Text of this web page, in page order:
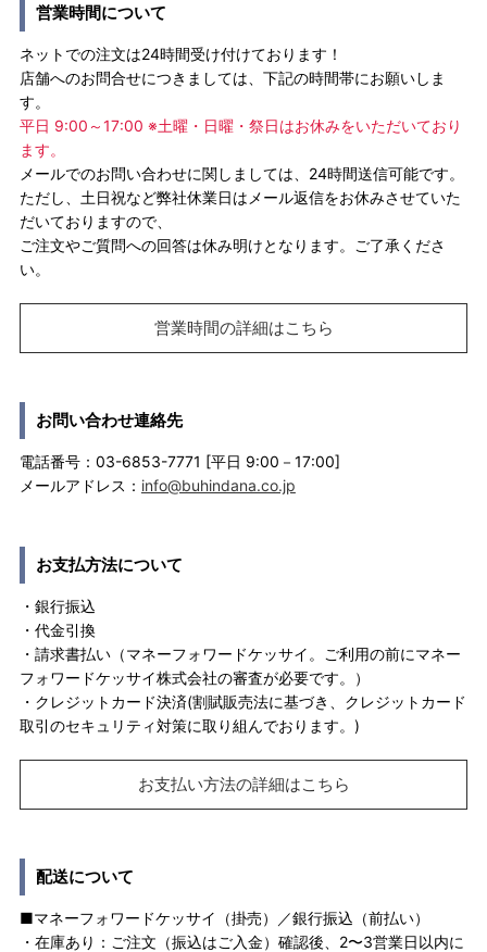
営業時間について
ネットでの注文は24時間受け付けております！
店舗へのお問合せにつきましては、下記の時間帯にお願いしま
す。
平日 9:00～17:00 ※土曜・日曜・祭日はお休みをいただいており
ます。
メールでのお問い合わせに関しましては、24時間送信可能です。
ただし、土日祝など弊社休業日はメール返信をお休みさせていた
だいておりますので、
ご注文やご質問への回答は休み明けとなります。ご了承くださ
い。
営業時間の詳細はこちら
お問い合わせ連絡先
電話番号：03-6853-7771 [平日 9:00－17:00]
メールアドレス： info@buhindana.co.jp
お支払方法について
・銀行振込
・代金引換
・請求書払い（マネーフォワードケッサイ。ご利用の前にマネー
フォワードケッサイ株式会社の審査が必要です。）
・クレジットカード決済(割賦販売法に基づき、クレジットカード
取引のセキュリティ対策に取り組んでおります。)
お支払い方法の詳細はこちら
配送について
■マネーフォワードケッサイ（掛売）／銀行振込（前払い）
・在庫あり：ご注文（振込はご入金）確認後、2〜3営業日以内に